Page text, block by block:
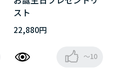
スト
22,880円
～10